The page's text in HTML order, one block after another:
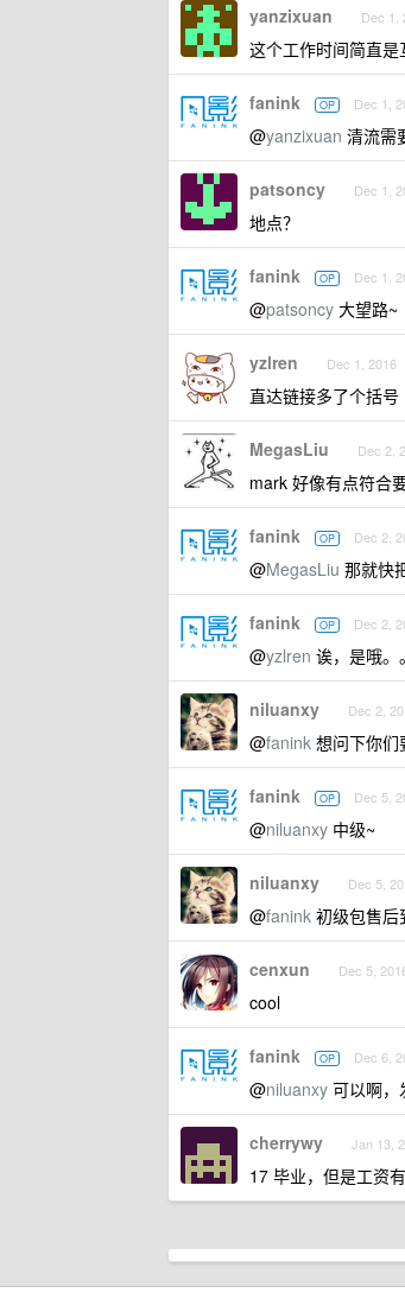
yanzixuan Dec 1,
这个工作时间简直是
fanink OP Dec 1,
@yanzixuan 清流需
patsoncy Dec 1,
地点？
fanink OP Dec 1,
@patsoncy 大望路~
yzlren Dec 1, 2016
直达链接多了个括号
MegasLiu Dec 2,
mark 好像有点符合
fanink OP Dec 2,
@MegasLiu 那就快
fanink OP Dec 2,
@yzlren 诶，是哦。
niluanxy Dec 2,
@fanink 想问下你们
fanink OP Dec 5,
@niluanxy 中级~
niluanxy Dec 5,
@fanink 初级包售后
cenxun Dec 5,
cool
fanink OP Dec 6,
@niluanxy 可以啊，
cherrywy Jan 13,
17 毕业，但是工资